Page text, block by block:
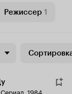
Режиссер 1
Сериал, 1984